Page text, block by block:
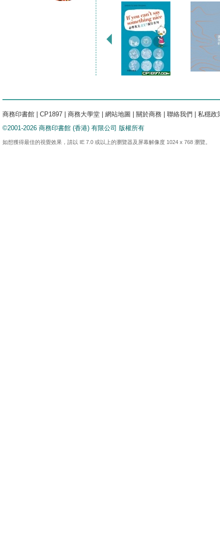
商務印書館 CP1897 商務大學堂 網站地圖 關於商務 聯絡我們
私穩政
©2001-2026 商務印書館 (香港) 有限公司 版權所有
如想獲得最佳的視覺效果，請以 IE 7.0 或以上的瀏覽器及屏幕解像度 1024 x 768 瀏覽。